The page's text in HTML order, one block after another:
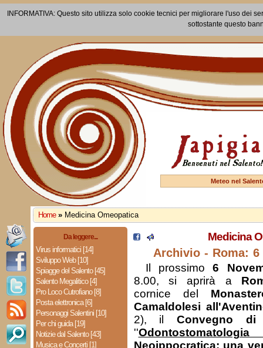
INFORMATIVA: Questo sito utilizza solo cookie tecnici per migliorare l'uso dei
sottostante questo
Meteo nel
Home » Medicina Omeopatica
Da leggere...
Virus informatici [14]
Sviluppo Web [10]
Spiagge del Salento [45]
Salento Megalitico [4]
Pro Loco Cutrofiano [8]
Posta elettronica [6]
Personaggi Salentini [10]
Per chi guida [19]
Notizie dal Salento [43]
Musica e Concerti [1]
Medicina
Archivio - Roma: 6
Il prossimo6
8.00, si aprirà a
cornice del
Camaldolesi
2), il Convegno di
''
Neoippocratica: una